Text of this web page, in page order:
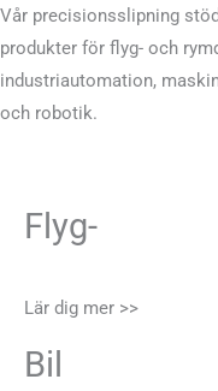
Vår precisionsslipning
produkter för flyg- och
industriautomation,
och robotik.
Flyg-
Lär dig mer >>
Bil